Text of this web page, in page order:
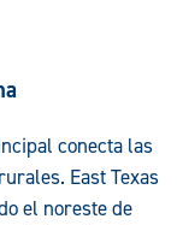
conecta las
East Texas
el noreste de